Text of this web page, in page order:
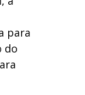
para
do